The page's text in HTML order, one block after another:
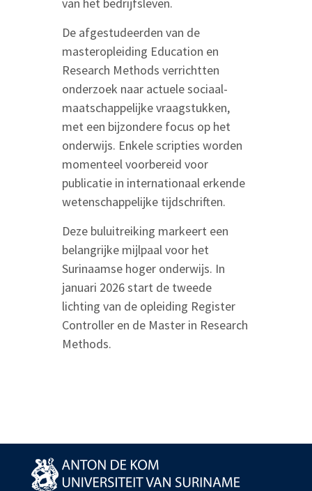
De afgestudeerden van de
masteropleiding Education en
Research Methods verrichtten
onderzoek naar actuele sociaal-
maatschappelijke vraagstukken,
met een bijzondere focus op het
onderwijs. Enkele scripties worden
momenteel voorbereid voor
publicatie in internationaal erkende
wetenschappelijke tijdschriften.
Deze buluitreiking markeert een
belangrijke mijlpaal voor het
Surinaamse hoger onderwijs. In
januari 2026 start de tweede
lichting van de opleiding Register
Controller en de Master in Research
Methods.